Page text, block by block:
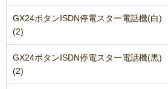
GX24ボタンISDN停電スター電話機(白)
(2)
GX24ボタンISDN停電スター電話機(黒)
(2)